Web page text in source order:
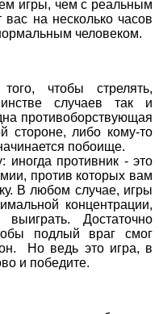
игры, чем с реальным
на несколько часов
человеком.
чтобы стрелять,
случаев так и
противоборствующая
стороне, либо кому-то
побоище.
иногда противник - это
против которых вам
В любом случае, игры
концентрации,
Достаточно
подлый враг смог
Но ведь это игра, в
и победите.